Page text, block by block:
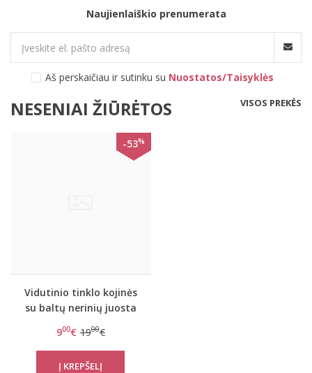
Naujienlaiškio prenumerata
Aš perskaičiau ir sutinku su Nuostatos/Taisyklės
NESENIAI ŽIŪRĖTOS VISOS PREKĖS
-53%
Vidutinio tinklo kojinės
su baltų nerinių juosta
900€ 1900€